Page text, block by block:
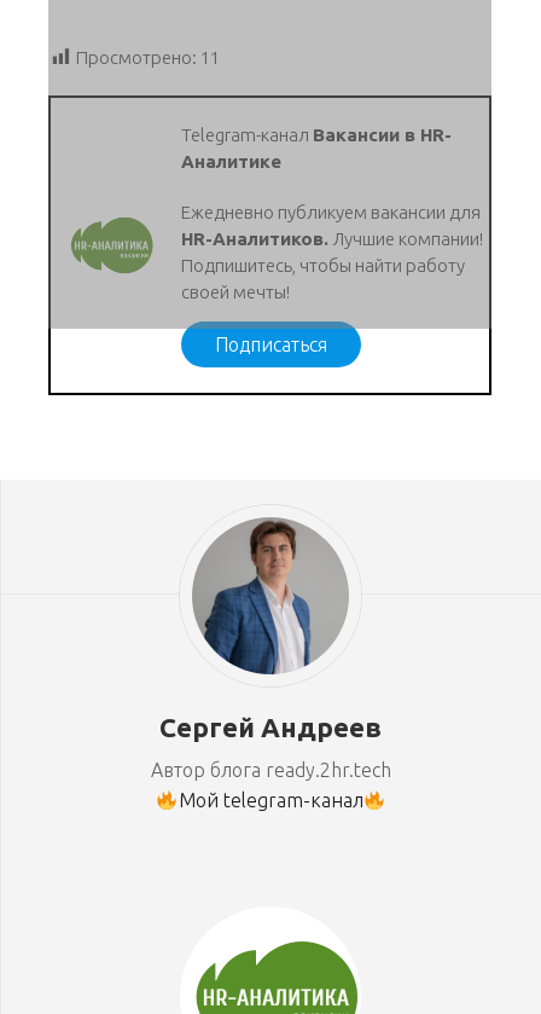
Просмотрено: 11
Telegram-канал Вакансии в HR-
Аналитике
Ежедневно публикуем вакансии для
HR-Аналитиков. Лучшие компании!
Подпишитесь, чтобы найти работу
своей мечты!
Подписаться
Сергей Андреев
Автор блога ready.2hr.tech
Мой telegram-канал